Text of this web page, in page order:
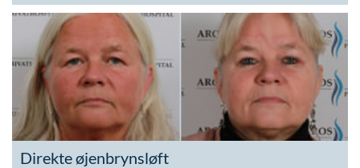
Direkte øjenbrynsløft